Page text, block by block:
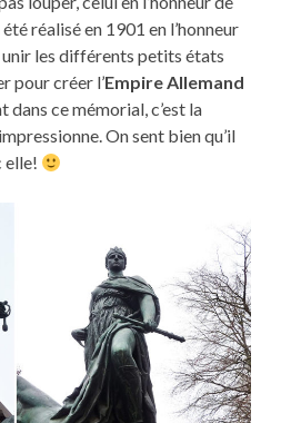
été réalisé en 1901 en l’honneur
unir les différents petits états
pour créer l’Empire Allemand
dans ce mémorial, c’est la
On sent bien qu’il
elle!